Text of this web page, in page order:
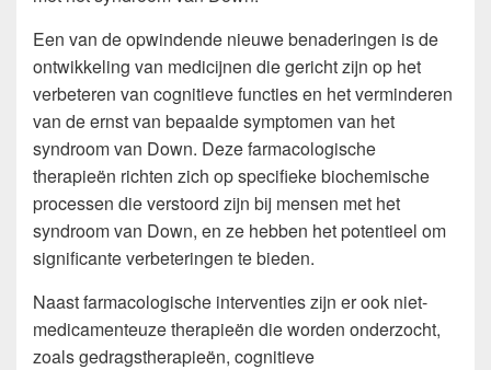
Een van de opwindende nieuwe benaderingen is de
ontwikkeling van medicijnen die gericht zijn op het
verbeteren van cognitieve functies en het verminderen
van de ernst van bepaalde symptomen van het
syndroom van Down. Deze farmacologische
therapieën richten zich op specifieke biochemische
processen die verstoord zijn bij mensen met het
syndroom van Down, en ze hebben het potentieel om
significante verbeteringen te bieden.
Naast farmacologische interventies zijn er ook niet-
medicamenteuze therapieën die worden onderzocht,
zoals gedragstherapieën, cognitieve